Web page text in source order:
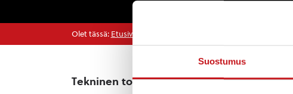
Suostumus
Olet tässä: Etusivu
Tekninen toimi